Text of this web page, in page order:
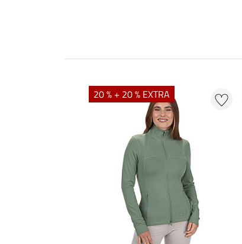
20 % + 20 % EXTRA